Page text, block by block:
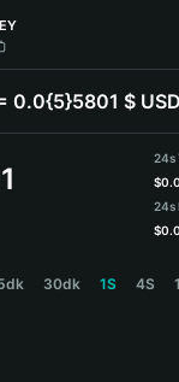
0.0{5}5801 $ USD
24s
$
24s
$
30dk 1S 4S